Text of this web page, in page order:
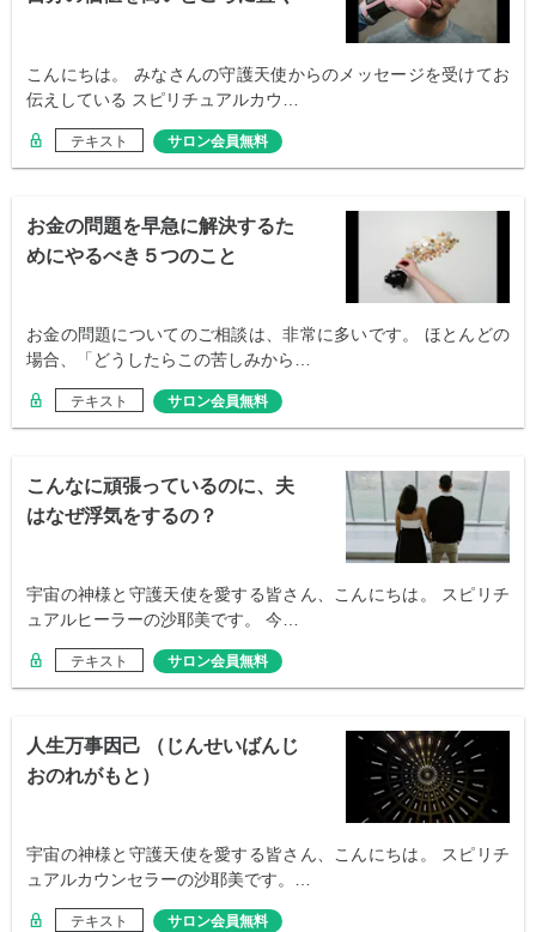
こんにちは。 みなさんの守護天使からのメッセージを受けてお
伝えしている スピリチュアルカウ…
テキスト サロン会員無料
お金の問題を早急に解決するた
めにやるべき５つのこと
お金の問題についてのご相談は、非常に多いです。 ほとんどの
場合、「どうしたらこの苦しみから…
テキスト サロン会員無料
こんなに頑張っているのに、夫
はなぜ浮気をするの？
宇宙の神様と守護天使を愛する皆さん、こんにちは。 スピリチ
ュアルヒーラーの沙耶美です。 今…
テキスト サロン会員無料
人生万事因己 （じんせいばんじ
おのれがもと）
宇宙の神様と守護天使を愛する皆さん、こんにちは。 スピリチ
ュアルカウンセラーの沙耶美です。…
テキスト サロン会員無料